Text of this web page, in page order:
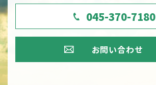
045-370-7180
お問い合わせ